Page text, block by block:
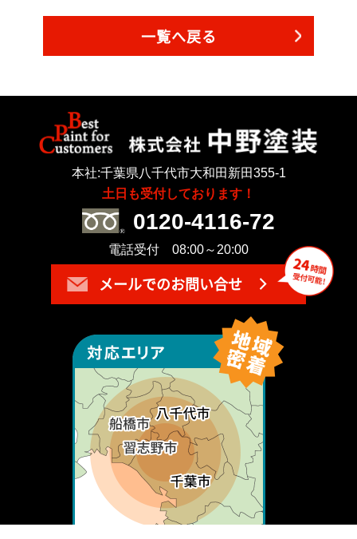
一覧へ戻る
本社:千葉県八千代市大和田新田355-1
土日も受付しております！
0120-4116-72
電話受付 08:00～20:00
メールでのお問い合せ